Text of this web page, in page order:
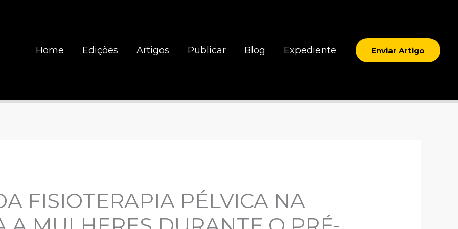
Home Edições Artigos Publicar Blog Expediente Enviar Artigo
FISIOTERAPIA PÉLVICA NA